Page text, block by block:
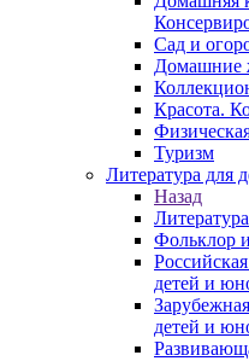
Сад и
Домашние
Красота.
Туризм
Литература для
Назад
Фольклор
детей и
детей и